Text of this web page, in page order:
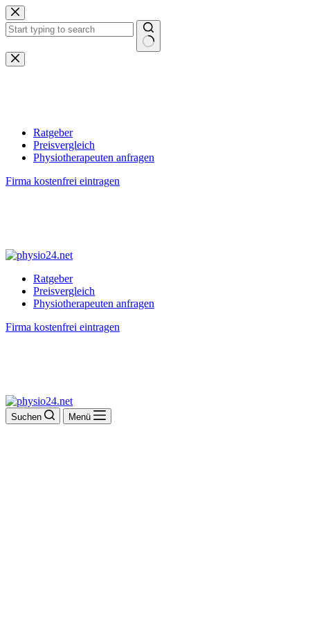
Zum
Inhalt
springen
Keine
Ergebnisse
Ratgeber
Preisvergleich
Physiotherapeuten anfragen
Firma kostenfrei eintragen
Ratgeber
Preisvergleich
Physiotherapeuten anfragen
Firma kostenfrei eintragen
Suchen Menü